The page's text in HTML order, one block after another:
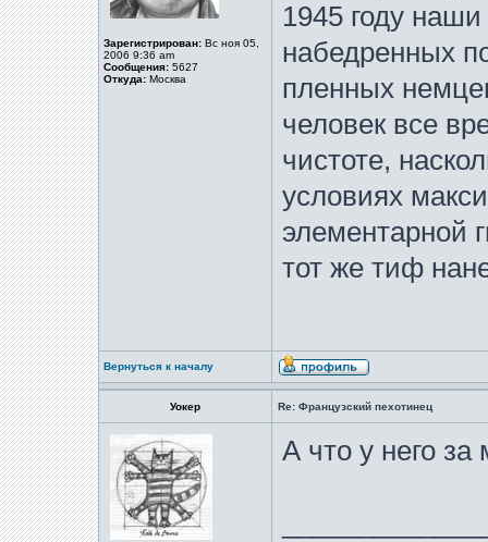
Зарегистрирован: Вс ноя 05,
2006 9:36 am
Сообщения: 5627
Откуда: Москва
1945 году
набедренных
пленных
человек все
чистоте,
условиях
элементарной
тот же тиф
Вернуться к началу
Уокер Re: Французский пехотинец
А что у него